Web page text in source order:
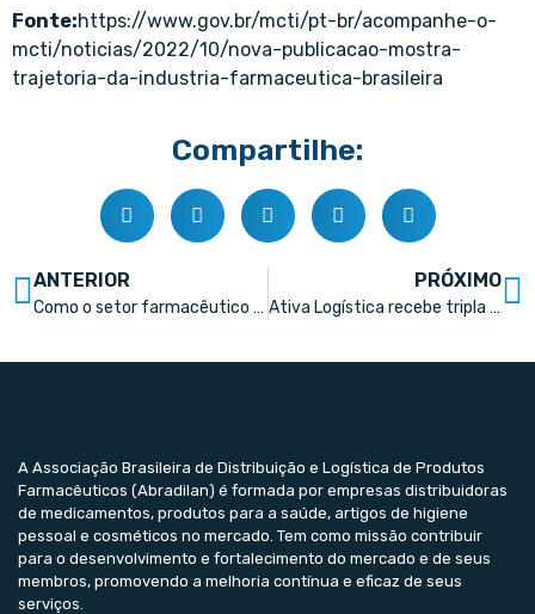
Fonte:https://www.gov.br/mcti/pt-br/acompanhe-o-
mcti/noticias/2022/10/nova-publicacao-mostra-
trajetoria-da-industria-farmaceutica-brasileira
Compartilhe:
ANTERIOR
Como o setor farmacêutico pode manter seu ritmo de crescimento
PRÓXIMO
Ativa Logística recebe tripla premiação da indústria farmacêutica
A Associação Brasileira de Distribuição e Logística de Produtos
Farmacêuticos (Abradilan) é formada por empresas distribuidoras
de medicamentos, produtos para a saúde, artigos de higiene
pessoal e cosméticos no mercado. Tem como missão contribuir
para o desenvolvimento e fortalecimento do mercado e de seus
membros, promovendo a melhoria contínua e eficaz de seus
serviços.